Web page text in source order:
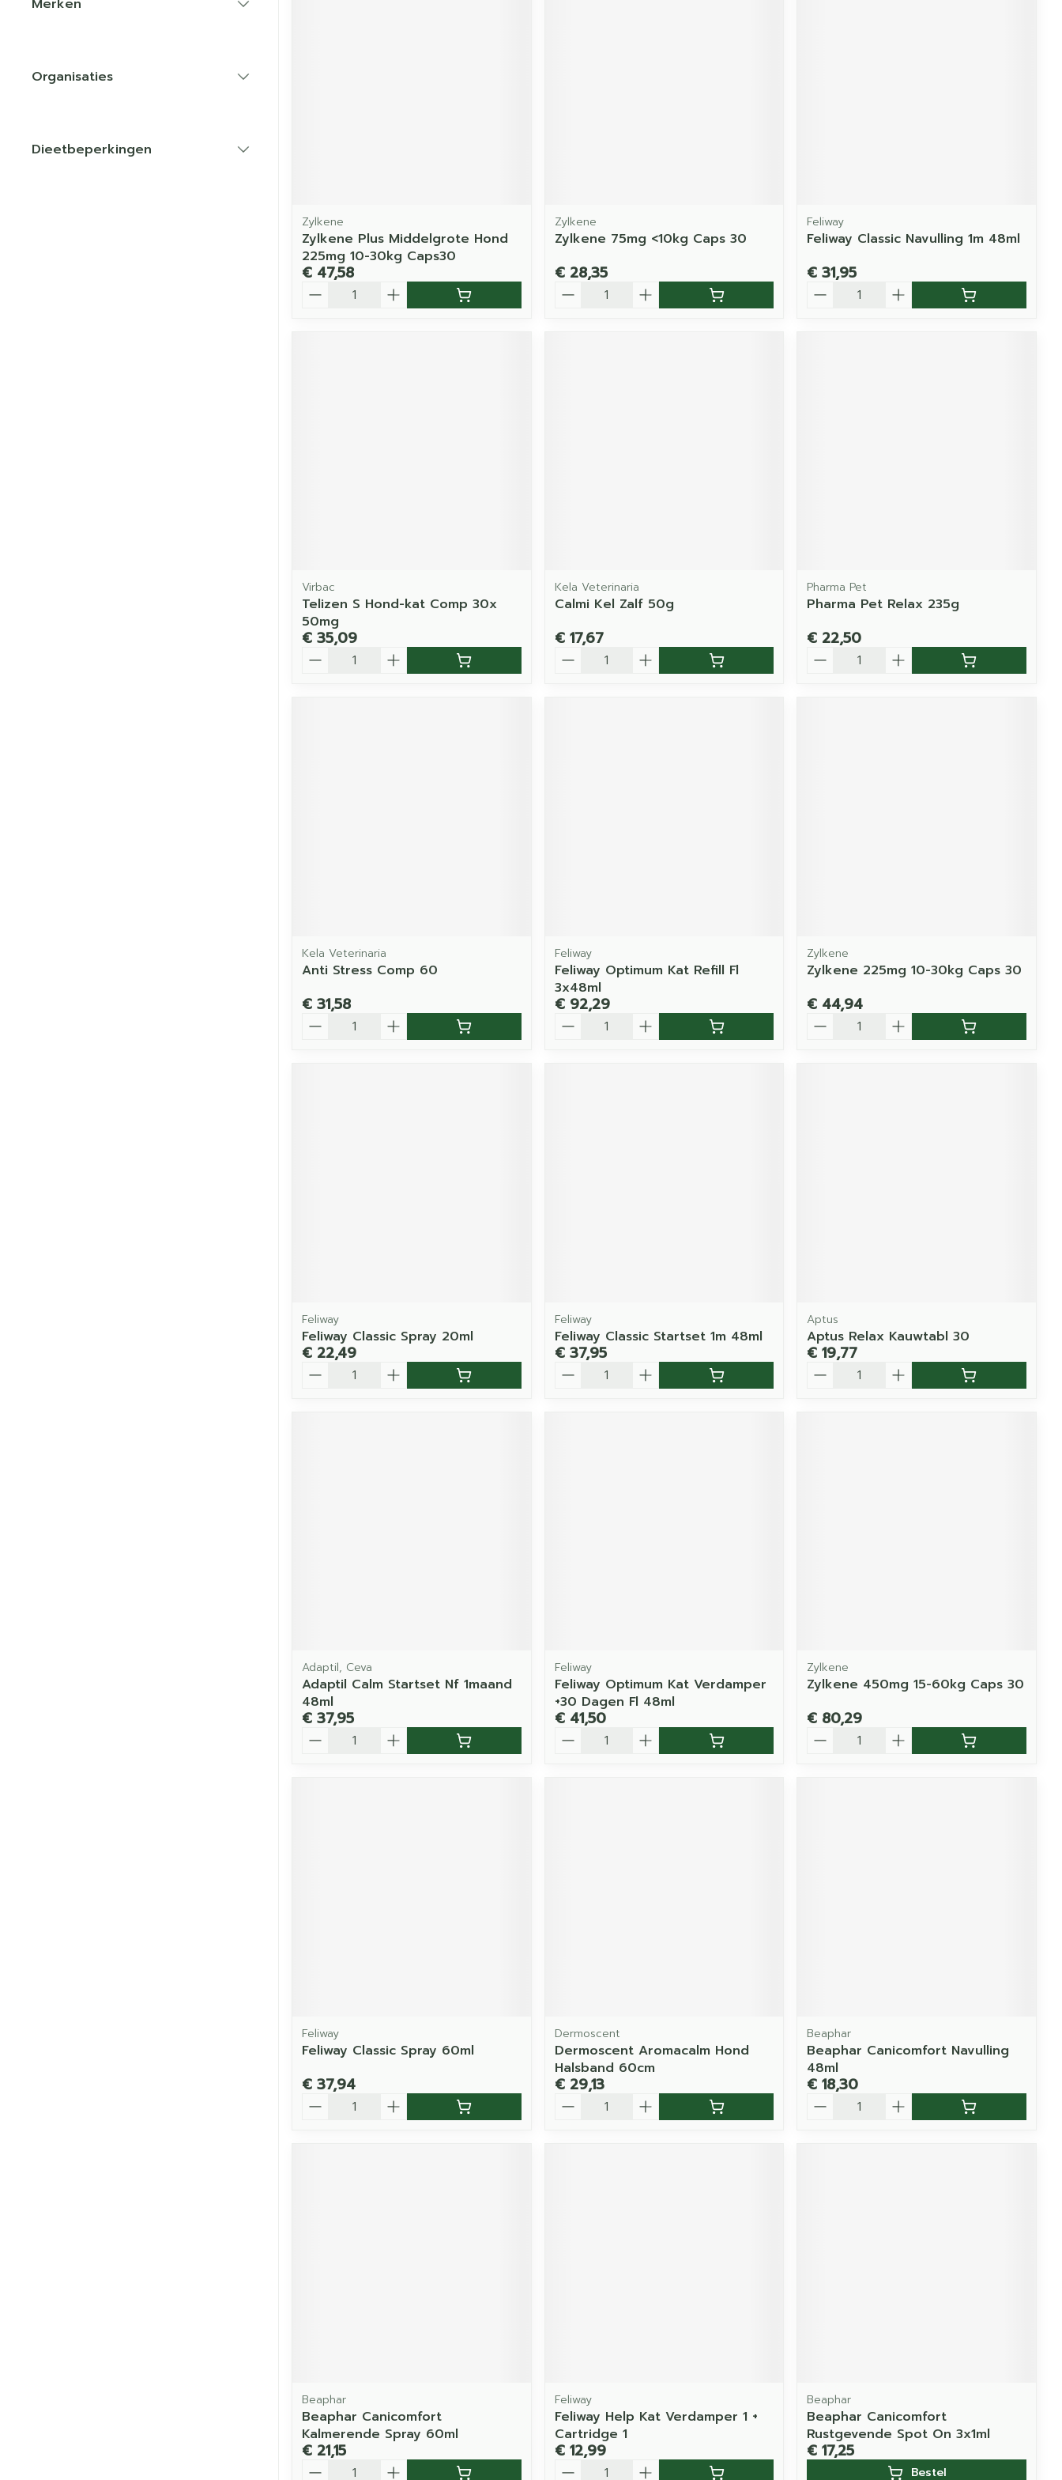
Merken
Organisaties
Dieetbeperkingen
Zylkene
Zylkene Plus Middelgrote Hond
225mg 10-30kg Caps30
€ 47,58
Zylkene
Zylkene 75mg <10kg Caps 30
€ 28,35
Feliway
Feliway Classic Navulling 1m 48ml
€ 31,95
Virbac
Telizen S Hond-kat Comp 30x
50mg
€ 35,09
Kela Veterinaria
Calmi Kel Zalf 50g
€ 17,67
Pharma Pet
Pharma Pet Relax 235g
€ 22,50
Kela Veterinaria
Anti Stress Comp 60
€ 31,58
Feliway
Feliway Optimum Kat Refill Fl
3x48ml
€ 92,29
Zylkene
Zylkene 225mg 10-30kg Caps 30
€ 44,94
Feliway
Feliway Classic Spray 20ml
€ 22,49
Feliway
Feliway Classic Startset 1m 48ml
€ 37,95
Aptus
Aptus Relax Kauwtabl 30
€ 19,77
Adaptil, Ceva
Adaptil Calm Startset Nf 1maand
48ml
€ 37,95
Feliway
Feliway Optimum Kat Verdamper
+30 Dagen Fl 48ml
€ 41,50
Zylkene
Zylkene 450mg 15-60kg Caps 30
€ 80,29
Feliway
Feliway Classic Spray 60ml
€ 37,94
Dermoscent
Dermoscent Aromacalm Hond
Halsband 60cm
€ 29,13
Beaphar
Beaphar Canicomfort Navulling
48ml
€ 18,30
Beaphar
Beaphar Canicomfort
Kalmerende Spray 60ml
€ 21,15
Feliway
Feliway Help Kat Verdamper 1 +
Cartridge 1
€ 12,99
Beaphar
Beaphar Canicomfort
Rustgevende Spot On 3x1ml
€ 17,25
Bestel